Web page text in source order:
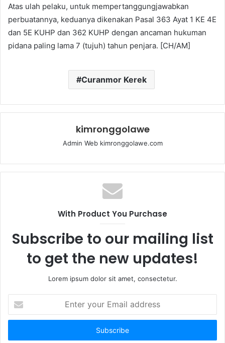
Atas ulah pelaku, untuk mempertanggungjawabkan
perbuatannya, keduanya dikenakan Pasal 363 Ayat 1 KE 4E
dan 5E KUHP dan 362 KUHP dengan ancaman hukuman
pidana paling lama 7 (tujuh) tahun penjara. [CH/AM]
Curanmor Kerek
kimronggolawe
Admin Web kimronggolawe.com
With Product You Purchase
Subscribe to our mailing list
to get the new updates!
Lorem ipsum dolor sit amet, consectetur.
t